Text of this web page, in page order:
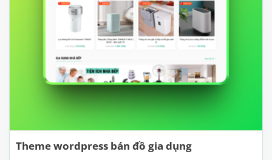
Theme wordpress bán đồ gia dụng